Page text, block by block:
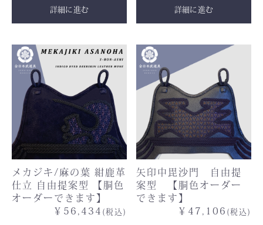
詳細に進む 詳細に進む
メカジキ/麻の葉 紺鹿革
仕立 自由提案型 【胴色
オーダーできます】
￥56,434 (税込)
矢印中毘沙門 自由提
案型 【胴色オーダー
できます】
￥47,106 (税込)